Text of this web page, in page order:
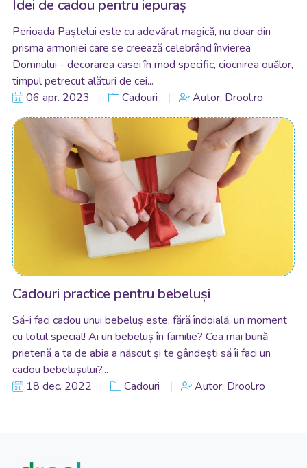
Idei de cadou pentru iepuraș
Perioada Paștelui este cu adevărat magică, nu doar din
prisma armoniei care se creează celebrând învierea
Domnului - decorarea casei în mod specific, ciocnirea ouălor,
timpul petrecut alături de cei...
06 apr. 2023
Cadouri Autor: Drool.ro
Cadouri practice pentru bebeluși
Să-i faci cadou unui bebeluș este, fără îndoială, un moment
cu totul special! Ai un bebeluș în familie? Cea mai bună
prietenă a ta de abia a născut și te gândești să îi faci un
cadou bebelușului?...
18 dec. 2022
Cadouri Autor: Drool.ro